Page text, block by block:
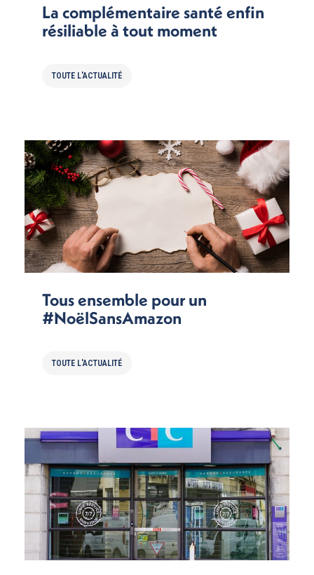
La complémentaire santé enfin
résiliable à tout moment
TOUTE L'ACTUALITÉ
Tous ensemble pour un
#NoëlSansAmazon
TOUTE L'ACTUALITÉ